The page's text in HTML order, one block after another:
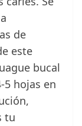
de
este
bucal
5 hojas en
tu